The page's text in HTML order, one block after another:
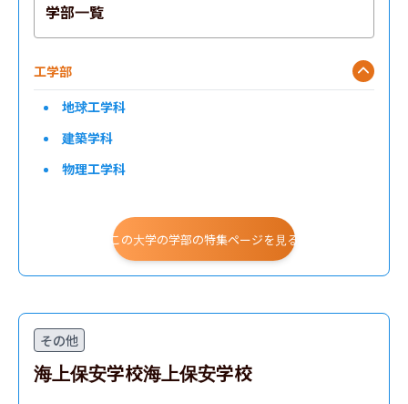
学部一覧
工学部
地球工学科
建築学科
物理工学科
理工化学科
この大学の学部の特集ページを見る
その他
海上保安学校海上保安学校